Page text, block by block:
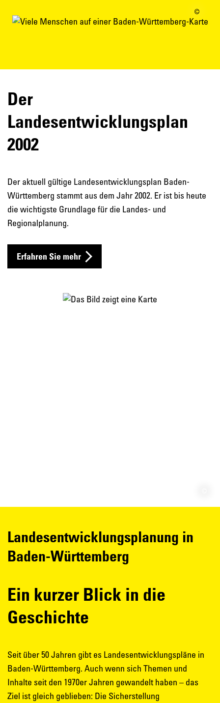
Der
Landesentwicklungsplan
2002
Der aktuell gültige Landesentwicklungsplan Baden-
Württemberg stammt aus dem Jahr 2002. Er ist bis heute
die wichtigste Grundlage für die Landes- und
Regionalplanung.
Erfahren Sie mehr
Landesentwicklungsplanung in
Baden-Württemberg
Ein kurzer Blick in die
Geschichte
Seit über 50 Jahren gibt es Landesentwicklungspläne in
Baden-Württemberg. Auch wenn sich Themen und
Inhalte seit den 1970er Jahren gewandelt haben – das
Ziel ist gleich geblieben: Die Sicherstellung